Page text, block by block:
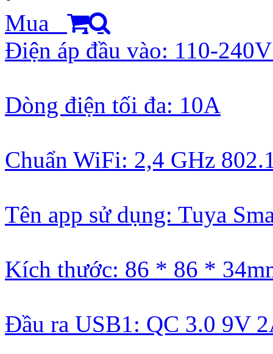
Mua
Điện áp đầu vào: 110-
Dòng điện tối đa: 10A
Chuẩn WiFi: 2,4 GHz
Tên app sử dụng: Tuya
Kích thước: 86 * 86 *
Đầu ra USB1: QC 3.0 9V